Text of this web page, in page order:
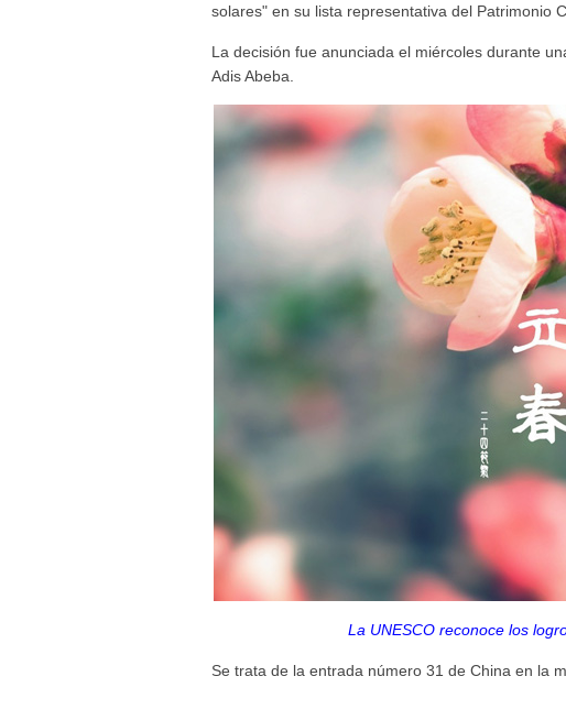
solares" en su lista representativa del Patrimonio
La decisión fue anunciada el miércoles durante
Adis Abeba.
La UNESCO reconoce los
Se trata de la entrada número 31 de China en la